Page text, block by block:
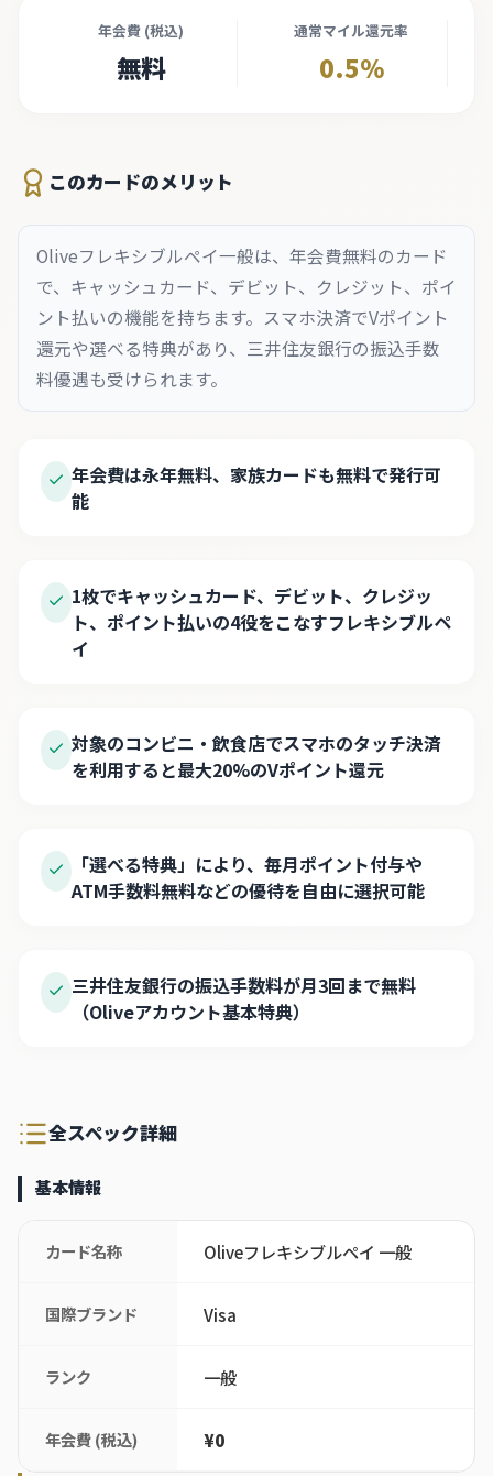
年会費 (税込)
無料
通常マイル還元率
0.5%
このカードのメリット
Oliveフレキシブルペイ一般は、年会費無料のカード
で、キャッシュカード、デビット、クレジット、ポイ
ント払いの機能を持ちます。スマホ決済でVポイント
還元や選べる特典があり、三井住友銀行の振込手数
料優遇も受けられます。
年会費は永年無料、家族カードも無料で発行可
能
1枚でキャッシュカード、デビット、クレジッ
ト、ポイント払いの4役をこなすフレキシブルペ
イ
対象のコンビニ・飲食店でスマホのタッチ決済
を利用すると最大20%のVポイント還元
「選べる特典」により、毎月ポイント付与や
ATM手数料無料などの優待を自由に選択可能
三井住友銀行の振込手数料が月3回まで無料
（Oliveアカウント基本特典）
全スペック詳細
基本情報
カード名称 Oliveフレキシブルペイ 一般
国際ブランド Visa
ランク 一般
年会費 (税込) ¥0